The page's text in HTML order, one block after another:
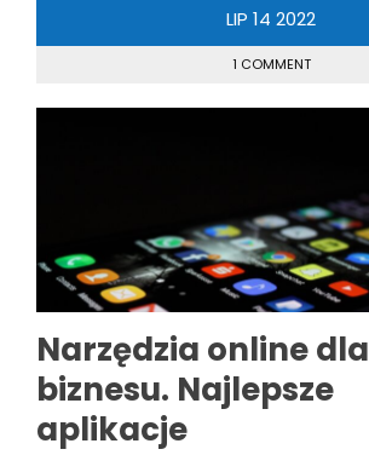
LIP 14 2022
1 COMMENT
Narzędzia online dla
biznesu. Najlepsze
aplikacje